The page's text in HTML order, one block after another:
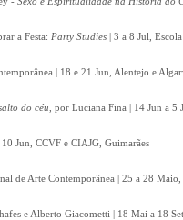
a Festa: Party Studies | 3 a 8 Jul,
| 18 e 21 Jun, Alentejo e
do céu , por Luciana Fina | 14 Jun a 5
Jun, CCVF e CIAJG, Guimarães
de Arte Contemporânea | 25 a 28
e Alberto Giacometti | 18 Mai a 18